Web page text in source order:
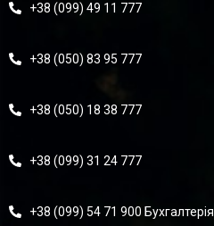
+38 (099) 49 11 777
+38 (050) 83 95 777
+38 (050) 18 38 777
+38 (099) 31 24 777
+38 (099) 54 71 900 Бухгалтерія